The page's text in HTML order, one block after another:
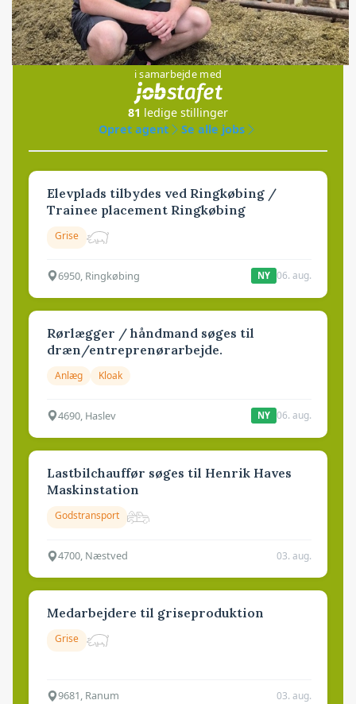
Jobs
i samarbejde med
81 ledige stillinger
Opret agent
Se alle jobs
Elevplads tilbydes ved Ringkøbing /
Trainee placement Ringkøbing
Grise
6950, Ringkøbing NY 06. aug.
Rørlægger / håndmand søges til
dræn/entreprenørarbejde.
Anlæg Kloak
4690, Haslev NY 06. aug.
Lastbilchauffør søges til Henrik Haves
Maskinstation
Godstransport
4700, Næstved 03. aug.
Medarbejdere til griseproduktion
Grise
9681, Ranum 03. aug.